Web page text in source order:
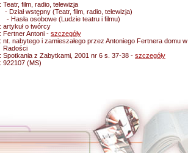
Teatr, film, radio, telewizja
- Dział wstępny (Teatr, film, radio, telewizja)
- Hasła osobowe (Ludzie teatru i filmu)
artykuł o twórcy
Fertner Antoni - szczegóły
nt. nabytego i zamieszałego przez Antoniego Fertnera domu w
Radości
Spotkania z Zabytkami, 2001 nr 6 s. 37-38 - szczegóły
922107 (MS)